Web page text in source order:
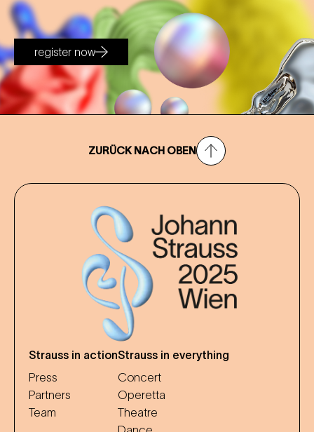
register now
ZURÜCK NACH OBEN
Strauss in action
Press
Partners
Team
Strauss in everything
Concert
Operetta
Theatre